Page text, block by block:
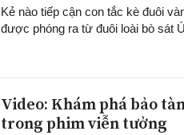
Kẻ nào tiếp cận con tắc kè đuôi
được phóng ra từ đuôi loài bò sát
Video: Khám phá bảo
trong phim viễn tưởng